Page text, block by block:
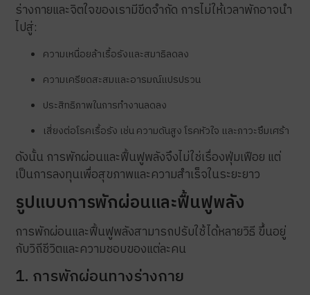
ร่างกายและจิตใจของเรามีขีดจำกัด การไม่ให้เวลาพักอาจนำ
ไปสู่:
ความเหนื่อยล้าเรื้อรังและสมาธิลดลง
ความเครียดสะสมและอารมณ์แปรปรวน
ประสิทธิภาพในการทำงานลดลง
เสี่ยงต่อโรคเรื้อรัง เช่น ความดันสูง โรคหัวใจ และภาวะซึมเศร้า
ดังนั้น การพักผ่อนและฟื้นฟูพลังจึงไม่ใช่เรื่องฟุ่มเฟือย แต่
เป็นการลงทุนเพื่อสุขภาพและความสำเร็จในระยะยาว
รูปแบบการพักผ่อนและฟื้นฟูพลัง
การพักผ่อนและฟื้นฟูพลังสามารถปรับใช้ได้หลายวิธี ขึ้นอยู่
กับวิถีชีวิตและความชอบของแต่ละคน
1. การพักผ่อนทางร่างกาย